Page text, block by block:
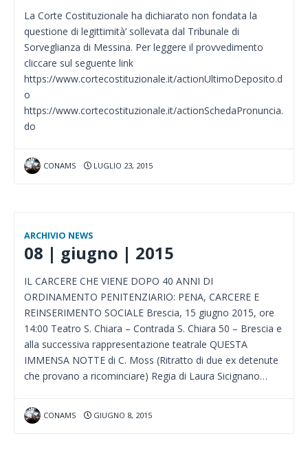
La Corte Costituzionale ha dichiarato non fondata la
questione di legittimità’ sollevata dal Tribunale di
Sorveglianza di Messina. Per leggere il provvedimento
cliccare sul seguente link
https://www.cortecostituzionale.it/actionUltimoDeposito.d
o
https://www.cortecostituzionale.it/actionSchedaPronuncia.
do
CONAMS LUGLIO 23, 2015
ARCHIVIO NEWS
08 | giugno | 2015
IL CARCERE CHE VIENE DOPO 40 ANNI DI
ORDINAMENTO PENITENZIARIO: PENA, CARCERE E
REINSERIMENTO SOCIALE Brescia, 15 giugno 2015, ore
14:00 Teatro S. Chiara – Contrada S. Chiara 50 – Brescia e
alla successiva rappresentazione teatrale QUESTA
IMMENSA NOTTE di C. Moss (Ritratto di due ex detenute
che provano a ricominciare) Regia di Laura Sicignano…
CONAMS GIUGNO 8, 2015